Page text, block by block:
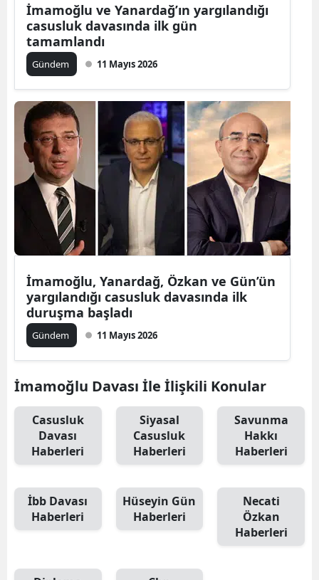
İmamoğlu ve Yanardağ’ın yargılandığı
casusluk davasında ilk gün
tamamlandı
Gündem 11 Mayıs 2026
İmamoğlu, Yanardağ, Özkan ve Gün’ün
yargılandığı casusluk davasında ilk
duruşma başladı
Gündem 11 Mayıs 2026
İmamoğlu Davası İle İlişkili Konular
Casusluk
Davası
Haberleri
Siyasal
Casusluk
Haberleri
Savunma
Hakkı
Haberleri
İbb Davası
Haberleri
Hüseyin Gün
Haberleri
Necati
Özkan
Haberleri